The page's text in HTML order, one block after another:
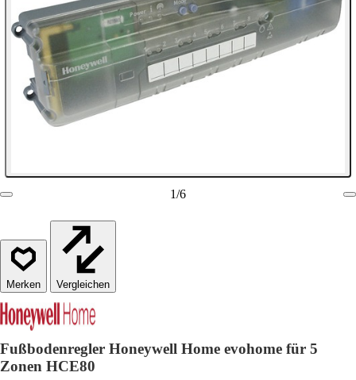
1/6
Vergleichen
Fußbodenregler Honeywell Home evohome für 5
Zonen HCE80